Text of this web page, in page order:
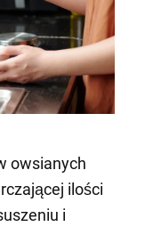
owsianych
ilości
i